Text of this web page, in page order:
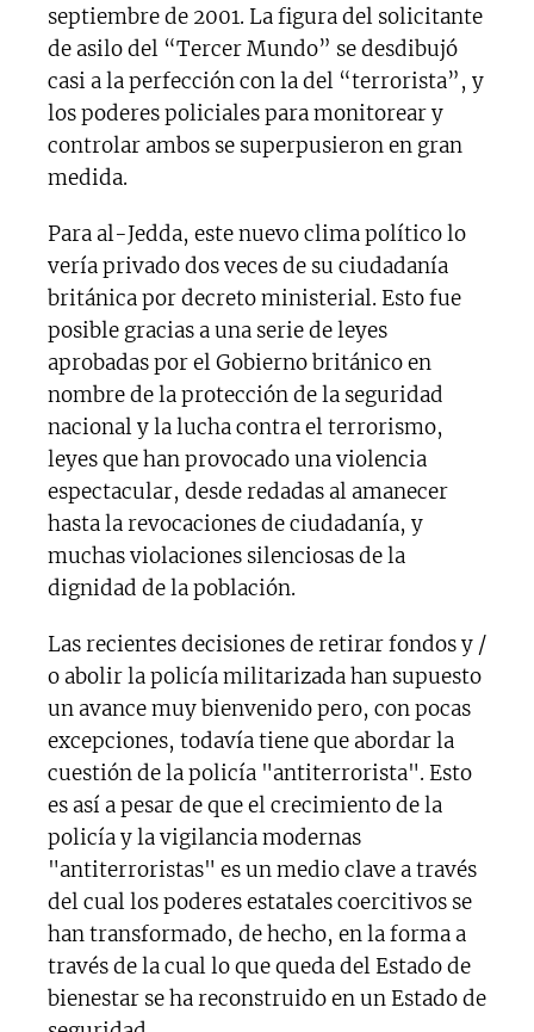
septiembre de 2001. La figura del solicitante
de asilo del “Tercer Mundo” se desdibujó
casi a la perfección con la del “terrorista”, y
los poderes policiales para monitorear y
controlar ambos se superpusieron en gran
medida.
Para al-Jedda, este nuevo clima político lo
vería privado dos veces de su ciudadanía
británica por decreto ministerial. Esto fue
posible gracias a una serie de leyes
aprobadas por el Gobierno británico en
nombre de la protección de la seguridad
nacional y la lucha contra el terrorismo,
leyes que han provocado una violencia
espectacular, desde redadas al amanecer
hasta la revocaciones de ciudadanía, y
muchas violaciones silenciosas de la
dignidad de la población.
Las recientes decisiones de retirar fondos y /
o abolir la policía militarizada han supuesto
un avance muy bienvenido pero, con pocas
excepciones, todavía tiene que abordar la
cuestión de la policía "antiterrorista". Esto
es así a pesar de que el crecimiento de la
policía y la vigilancia modernas
"antiterroristas" es un medio clave a través
del cual los poderes estatales coercitivos se
han transformado, de hecho, en la forma a
través de la cual lo que queda del Estado de
bienestar se ha reconstruido en un Estado de